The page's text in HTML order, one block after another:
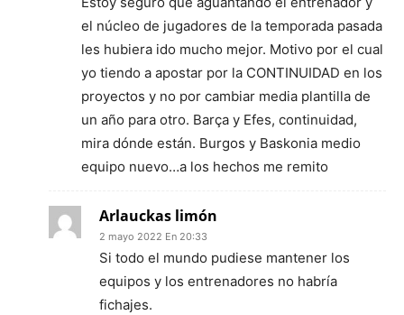
el núcleo de jugadores de la temporada pasada
les hubiera ido mucho mejor. Motivo por el cual
yo tiendo a apostar por la CONTINUIDAD en los
proyectos y no por cambiar media plantilla de
un año para otro. Barça y Efes, continuidad,
mira dónde están. Burgos y Baskonia medio
equipo nuevo…a los hechos me remito
Arlauckas limón
2 mayo 2022 En 20:33
Si todo el mundo pudiese mantener los
equipos y los entrenadores no habría
fichajes.